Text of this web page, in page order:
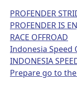
PROFENDER
PROFENDER IS
RACE OFFROAD
Indonesia Speed
INDONESIA
Prepare go to the